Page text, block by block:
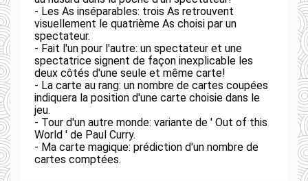
- Les As inséparables: trois As retrouvent
visuellement le quatrième As choisi par un
spectateur.
- Fait l'un pour l'autre: un spectateur et une
spectatrice signent de façon inexplicable les
deux côtés d'une seule et même carte!
- La carte au rang: un nombre de cartes coupées
indiquera la position d'une carte choisie dans le
jeu.
- Tour d'un autre monde: variante de ' Out of this
World ' de Paul Curry.
- Ma carte magique: prédiction d'un nombre de
cartes comptées.